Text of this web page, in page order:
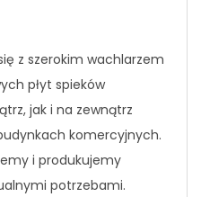
z szerokim wachlarzem
płyt spieków
jak i na zewnątrz
komercyjnych.
i produkujemy
potrzebami.